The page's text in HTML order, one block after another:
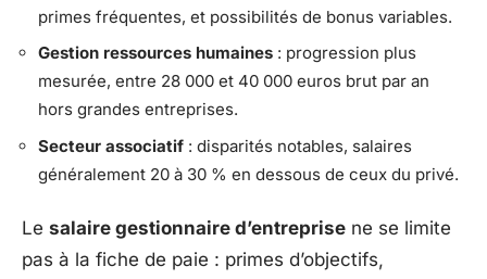
primes fréquentes, et possibilités de bonus variables.
Gestion ressources humaines : progression plus
mesurée, entre 28 000 et 40 000 euros brut par an
hors grandes entreprises.
Secteur associatif : disparités notables, salaires
généralement 20 à 30 % en dessous de ceux du privé.
Le salaire gestionnaire d’entreprise ne se limite
pas à la fiche de paie : primes d’objectifs,